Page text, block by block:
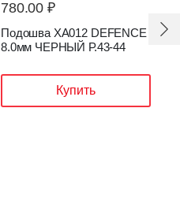
780.00 ₽
Подошва XA012 DEFENCE
8.0мм ЧЕРНЫЙ Р.43-44
Купить